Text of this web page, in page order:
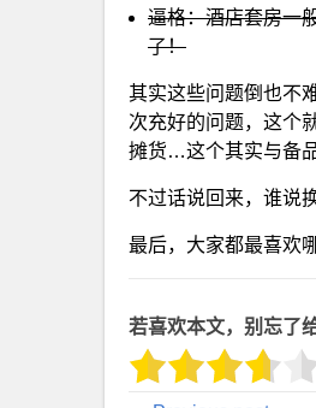
逼格：酒店套房一
了！
其实这些问题倒也不
次充好的问题，这个
摊货…这个其实与备
不过话说回来，谁说
最后，大家都最喜欢
若喜欢本文，别忘了